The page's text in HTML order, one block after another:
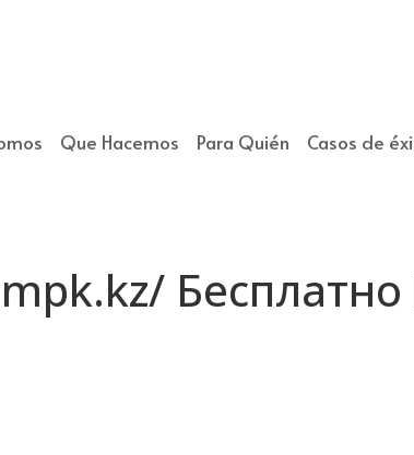
Que Hacemos Para Quién Casos de
Бесплатно